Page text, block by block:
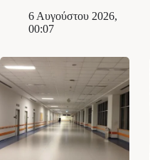
6 Αυγούστου 2026,
00:07